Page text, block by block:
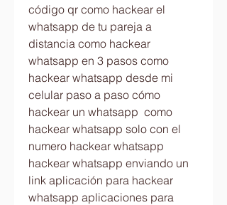
código qr como hackear el
whatsapp de tu pareja a
distancia como hackear
whatsapp en 3 pasos como
hackear whatsapp desde mi
celular paso a paso cómo
hackear un whatsapp  como
hackear whatsapp solo con el
numero hackear whatsapp
hackear whatsapp enviando un
link aplicación para hackear
whatsapp aplicaciones para